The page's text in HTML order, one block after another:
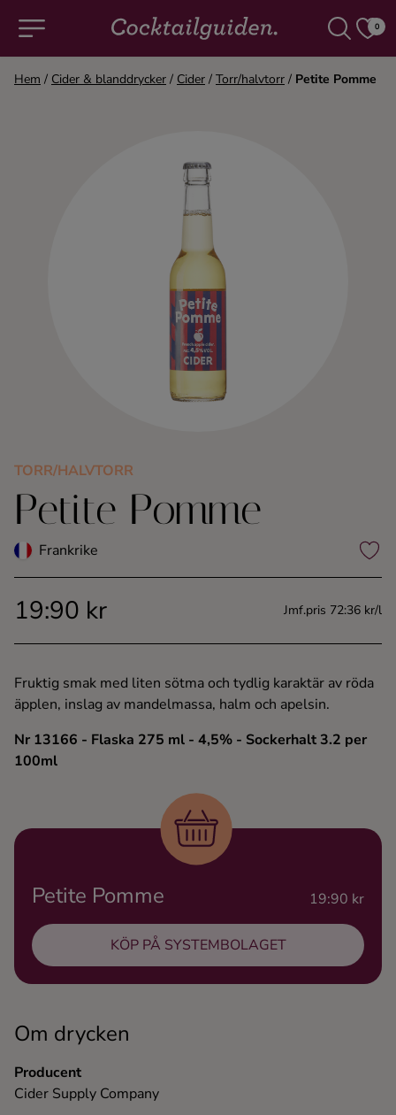
0
Alla cocktails & drinkar
Konjak
Likör
Shots
Vodka
Whisky
Hem / Cider & blanddrycker / Cider / Torr/halvtorr / Petite Pomme
TORR/HALVTORR
Petite Pomme
Frankrike
19:90 kr Jmf.pris 72:36 kr/l
Fruktig smak med liten sötma och tydlig karaktär av röda
äpplen, inslag av mandelmassa, halm och apelsin.
Nr 13166 - Flaska 275 ml - 4,5% - Sockerhalt 3.2 per
100ml
Om drycken
Producent
Cider Supply Company
Petite Pomme 19:90 kr
KÖP PÅ SYSTEMBOLAGET